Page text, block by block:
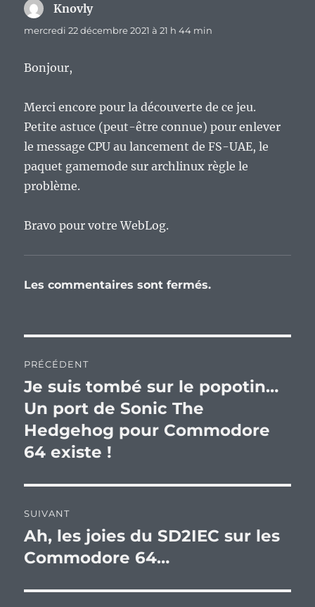
Knovlydit :
mercredi 22 décembre 2021 à 21 h 44 min
Bonjour,
Merci encore pour la découverte de ce jeu.
Petite astuce (peut-être connue) pour enlever
le message CPU au lancement de FS-UAE, le
paquet gamemode sur archlinux règle le
problème.
Bravo pour votre WebLog.
Les commentaires sont fermés.
de
l’article
PRÉCÉDENT
Publication
précédente :
Je suis tombé sur le popotin…
Un port de Sonic The
Hedgehog pour Commodore
64 existe !
SUIVANT
Publication
suivante :
Ah, les joies du SD2IEC sur les
Commodore 64…